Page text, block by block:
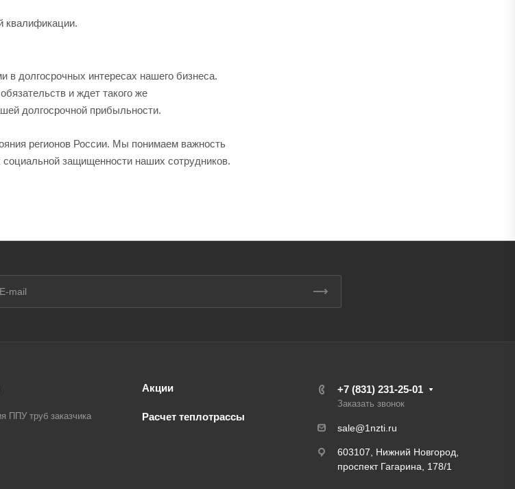
квалификации.
долгосрочных интересах нашего бизнеса.
и ждет такого же
долгосрочной прибыльности.
регионов России. Мы понимаем важность
защищенности наших сотрудников.
ППУ труб заказчика
Акции
Расчет теплотрассы
+7 (831) 231-25-01
Заказать звонок
sale@1nzti.ru
603107, Нижний Новгород,
проспект Гагарина, 178/1